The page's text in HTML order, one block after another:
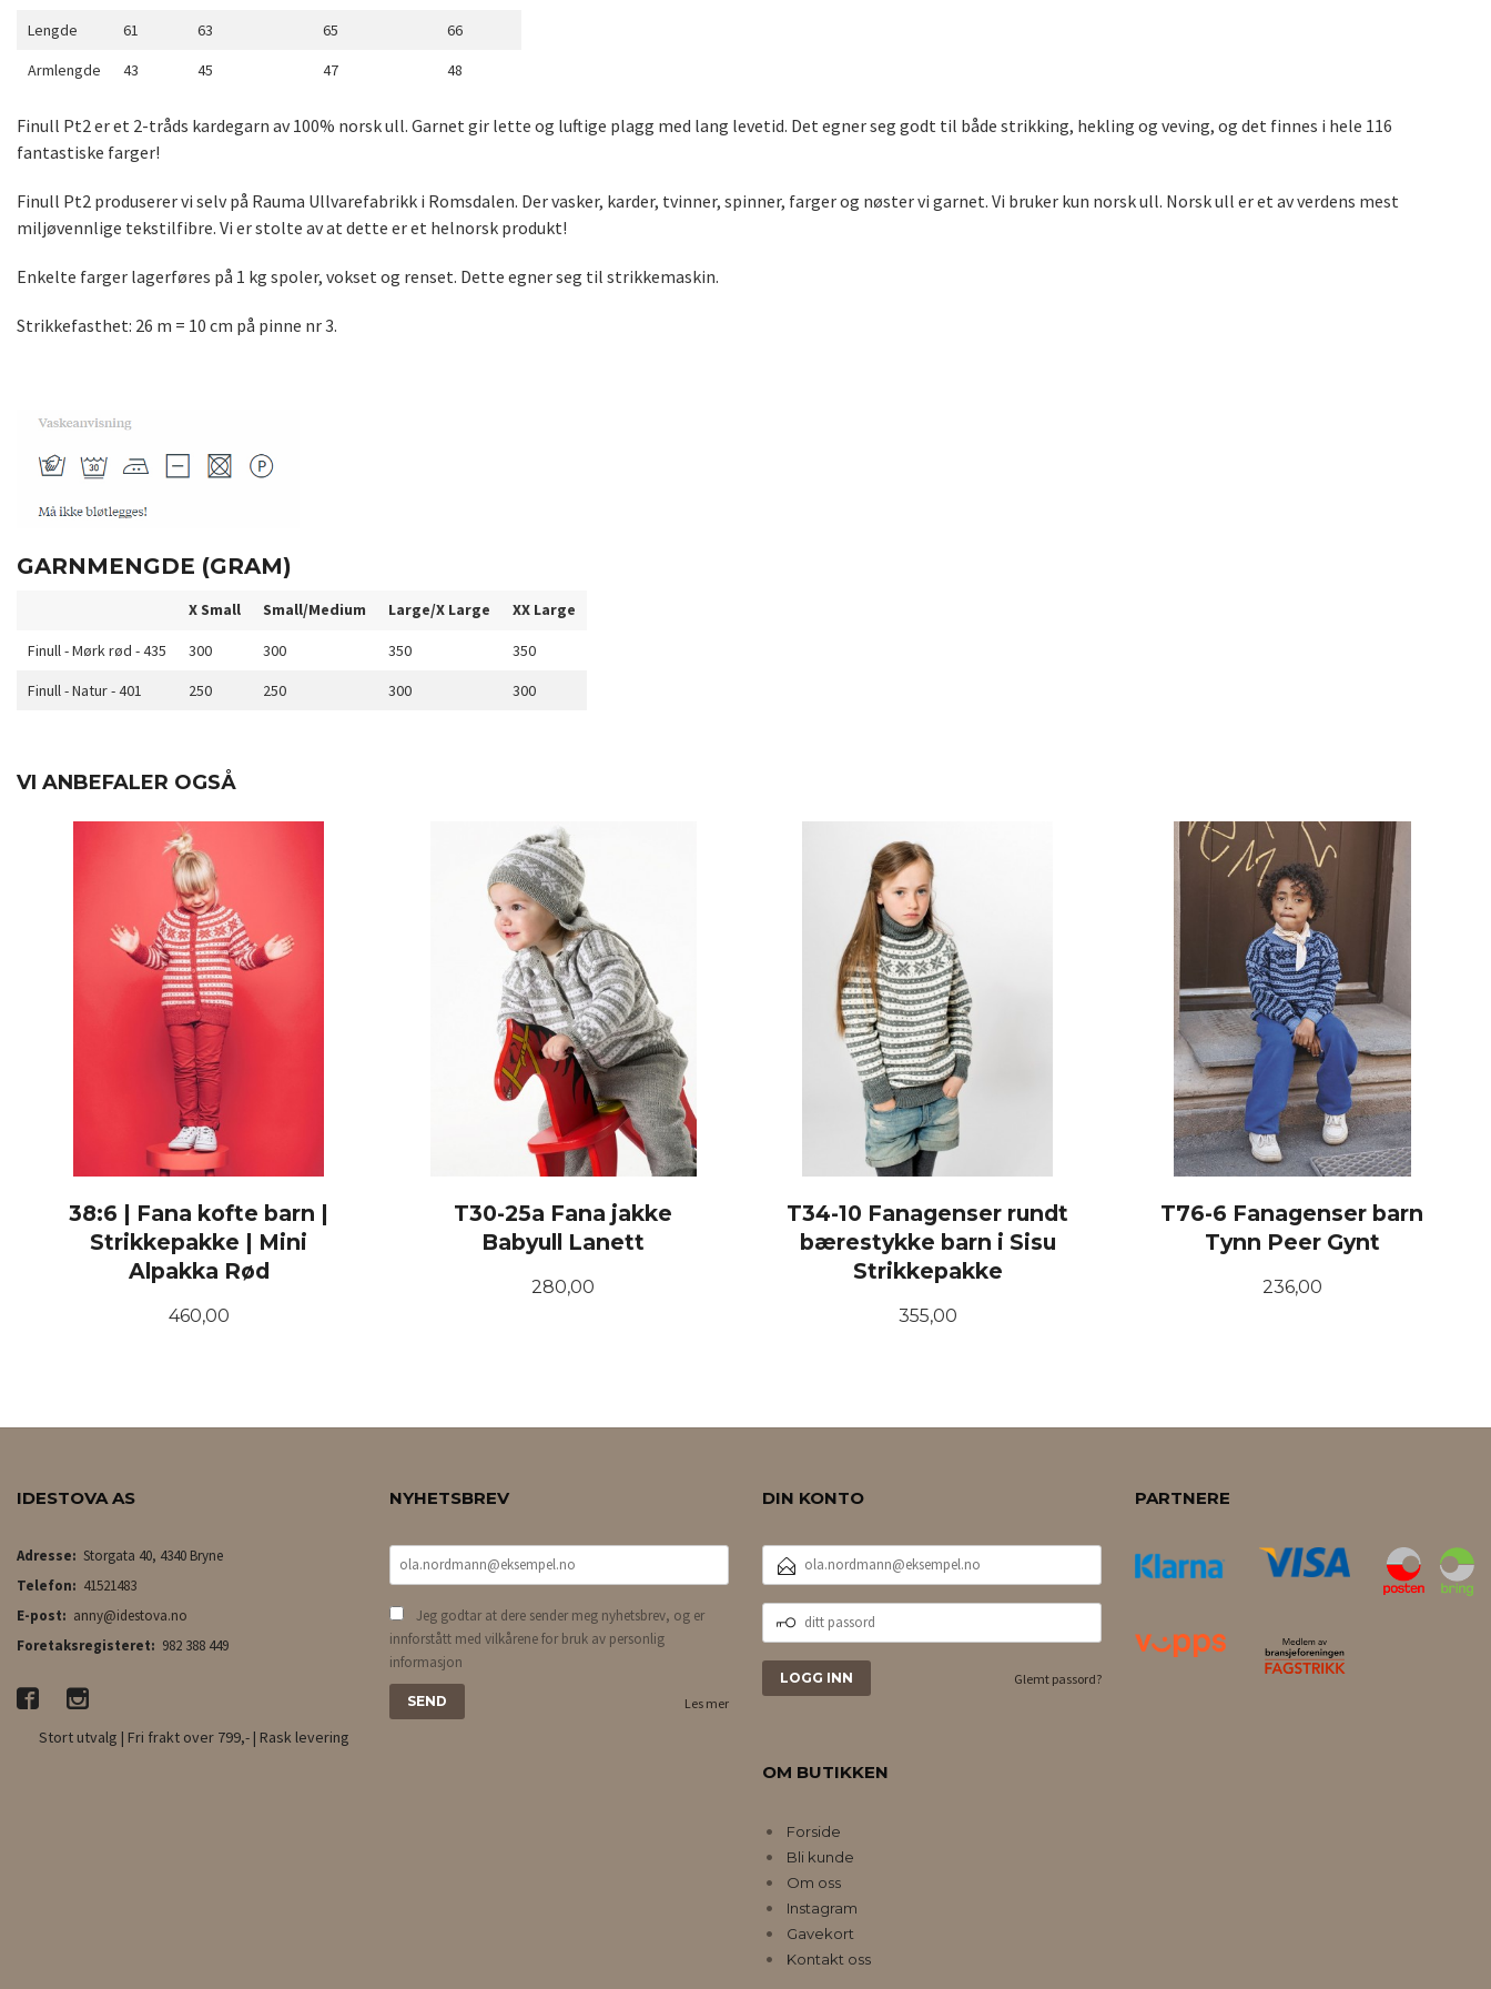
Lengde
61 63 65
66
Armlengde
43 45 47 48
Finull Pt2 er et 2-tråds kardegarn av 100% norsk ull. Garnet gir lette og luftige plagg med lang levetid. Det egner seg godt til både strikking, hekling og veving, og det finnes i hele 116
fantastiske farger!
Finull Pt2 produserer vi selv på Rauma Ullvarefabrikk i Romsdalen. Der vasker, karder, tvinner, spinner, farger og nøster vi garnet. Vi bruker kun norsk ull. Norsk ull er et av verdens mest
miljøvennlige tekstilfibre. Vi er stolte av at dette er et helnorsk produkt!
Enkelte farger lagerføres på 1 kg spoler, vokset og renset. Dette egner seg til strikkemaskin.
Strikkefasthet: 26 m = 10 cm på pinne nr 3.
GARNMENGDE (GRAM)
X Small Small/Medium Large/X Large XX Large
Finull - Mørk rød - 435 300 300 350
350
Finull - Natur - 401
250 250 300 300
VI ANBEFALER OGSÅ
38:6 | Fana kofte barn |
Strikkepakke | Mini
Alpakka Rød
Pris
460,00
T30-25a Fana jakke
Babyull Lanett
Pris
280,00
T34-10 Fanagenser rundt
bærestykke barn i Sisu
Strikkepakke
Pris
355,00
T76-6 Fanagenser barn
Tynn Peer Gynt
Pris
236,00
IDESTOVA AS
Adresse: Storgata 40, 4340 Bryne
Telefon: 41521483
E-post: anny@idestova.no
Foretaksregisteret: 982 388 449
Stort utvalg | Fri frakt over 799,- | Rask levering
NYHETSBREV
Jeg godtar at dere sender meg nyhetsbrev, og er
innforstått med vilkårene for bruk av personlig
informasjon
Les mer
DIN KONTO
E-
POSTADRESSE
DITT
PASSORD
Glemt passord?
OM BUTIKKEN
Forside
Bli kunde
Om oss
Instagram
Gavekort
Kontakt oss
PARTNERE